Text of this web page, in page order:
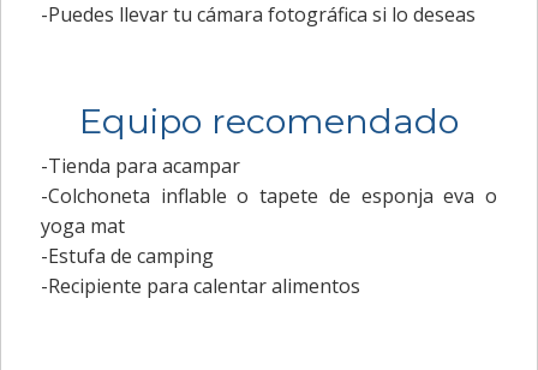
-Puedes llevar tu cámara fotográfica si lo deseas
Equipo recomendado
-Tienda para acampar
-Colchoneta inflable o tapete de esponja eva o
yoga mat
-Estufa de camping
-Recipiente para calentar alimentos